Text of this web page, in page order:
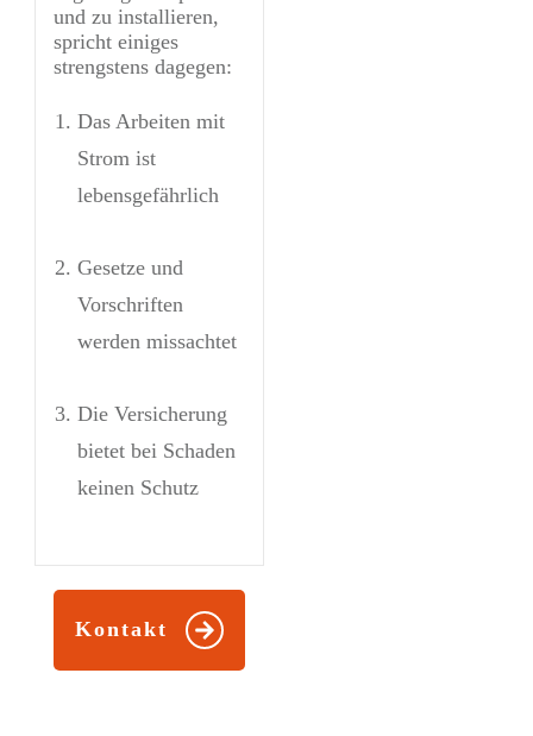
und zu installieren,
spricht einiges
strengstens dagegen:
Das Arbeiten mit
Strom ist
lebensgefährlich
Gesetze und
Vorschriften
werden missachtet
Die Versicherung
bietet bei Schaden
keinen Schutz
Kontakt